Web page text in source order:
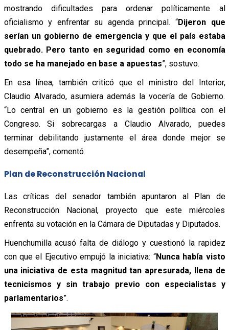
mostrando dificultades para ordenar políticamente al
oficialismo y enfrentar su agenda principal. “Dijeron que
serían un gobierno de emergencia y que el país estaba
quebrado. Pero tanto en seguridad como en economía
todo se ha manejado en base a apuestas”, sostuvo.
En esa línea, también criticó que el ministro del Interior,
Claudio Alvarado, asumiera además la vocería de Gobierno.
“Lo central en un gobierno es la gestión política con el
Congreso. Si sobrecargas a Claudio Alvarado, puedes
terminar debilitando justamente el área donde mejor se
desempeña”, comentó.
Plan de Reconstrucción Nacional
Las críticas del senador también apuntaron al Plan de
Reconstrucción Nacional, proyecto que este miércoles
enfrenta su votación en la Cámara de Diputadas y Diputados.
Huenchumilla acusó falta de diálogo y cuestionó la rapidez
con que el Ejecutivo empujó la iniciativa: “Nunca había visto
una iniciativa de esta magnitud tan apresurada, llena de
tecnicismos y sin trabajo previo con especialistas y
parlamentarios”.